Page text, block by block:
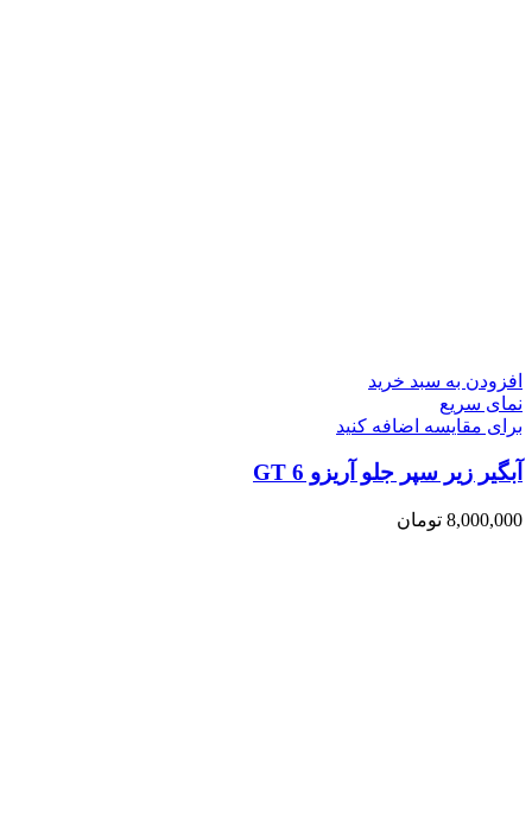
افزودن به سبد خرید
نمای سریع
برای مقایسه اضافه کنید
آبگیر زیر سپر جلو آریزو 6 GT
8,000,000 تومان